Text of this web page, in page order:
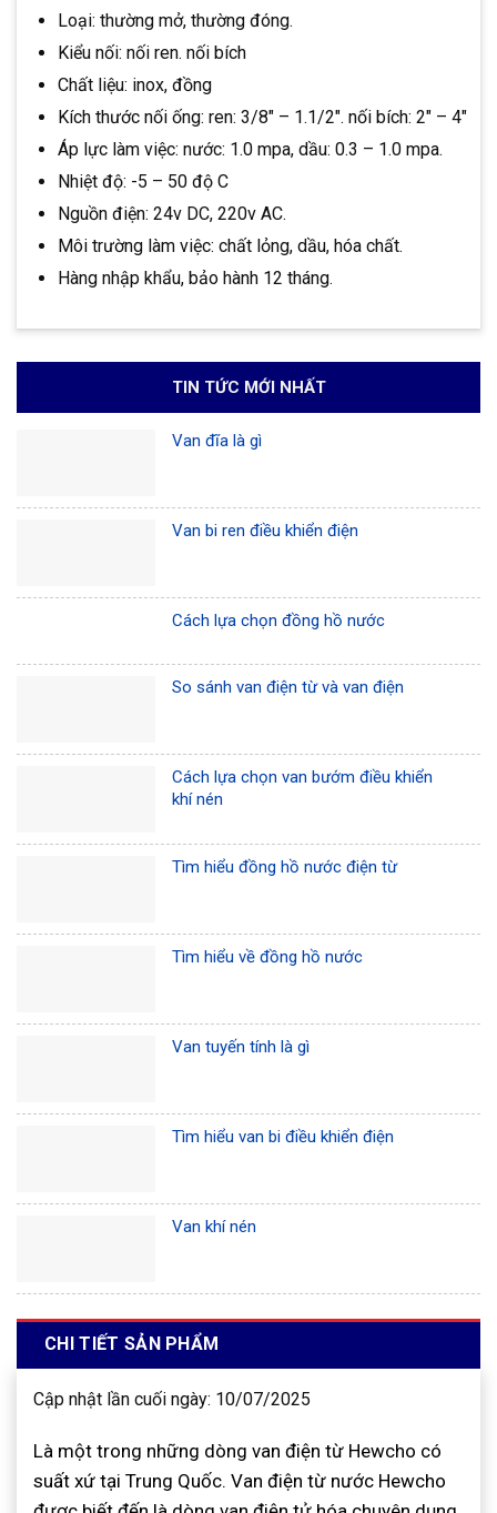
Loại: thường mở, thường đóng.
Kiểu nối: nối ren. nối bích
Chất liệu: inox, đồng
Kích thước nối ống: ren: 3/8″ – 1.1/2″. nối bích: 2″ – 4″
Áp lực làm việc: nước: 1.0 mpa, dầu: 0.3 – 1.0 mpa.
Nhiệt độ: -5 – 50 độ C
Nguồn điện: 24v DC, 220v AC.
Môi trường làm việc: chất lỏng, dầu, hóa chất.
Hàng nhập khẩu, bảo hành 12 tháng.
TIN TỨC MỚI NHẤT
Van đĩa là gì
Van bi ren điều khiển điện
Cách lựa chọn đồng hồ nước
So sánh van điện từ và van điện
Cách lựa chọn van bướm điều khiển
khí nén
Tìm hiểu đồng hồ nước điện từ
Tìm hiểu về đồng hồ nước
Van tuyến tính là gì
Tìm hiểu van bi điều khiển điện
Van khí nén
CHI TIẾT SẢN PHẨM
Cập nhật lần cuối ngày: 10/07/2025
Là một trong những dòng van điện từ Hewcho có
suất xứ tại Trung Quốc. Van điện từ nước Hewcho